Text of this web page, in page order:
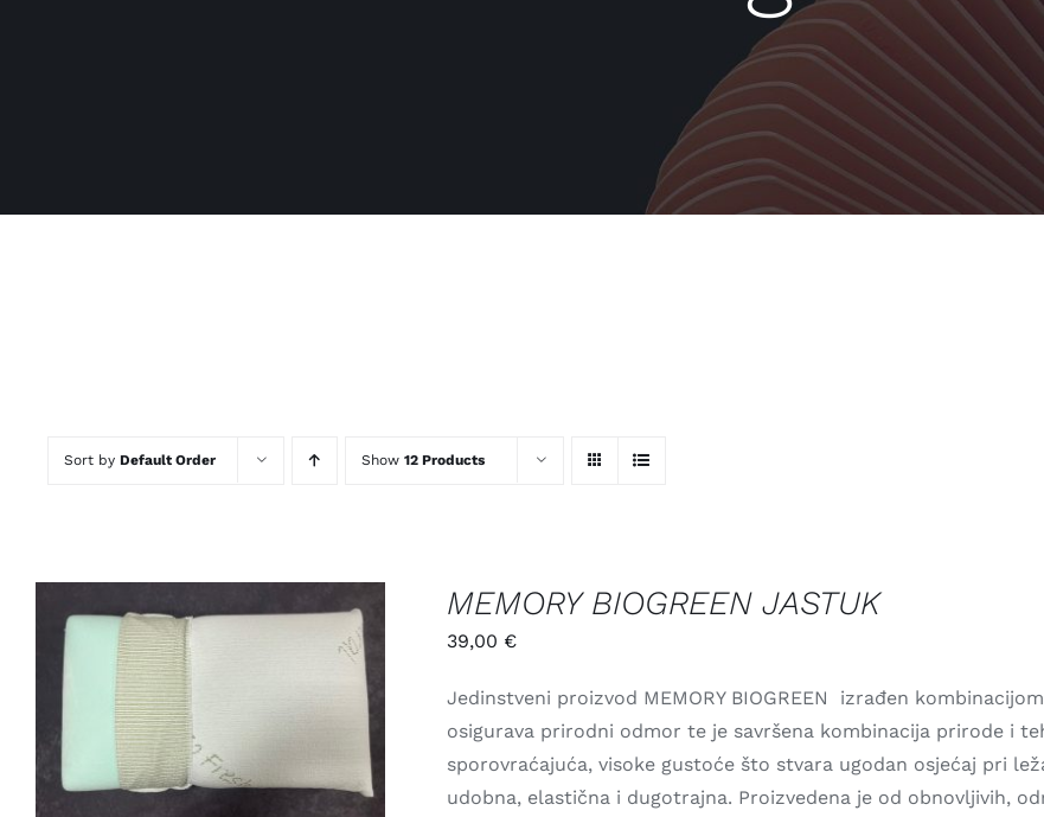
Sort by Default Order Show 12 Products
ADD TO CART
MEMORY BIOGREEN JASTUK
39,00 €
Jedinstveni proizvod MEMORY BIOGREEN izrađen
osigurava prirodni odmor te je savršena kombinacija prirode i
sporovraćajuća, visoke gustoće što stvara ugodan osjećaj pri
udobna, elastična i dugotrajna. Proizvedena je od obnovljivih,